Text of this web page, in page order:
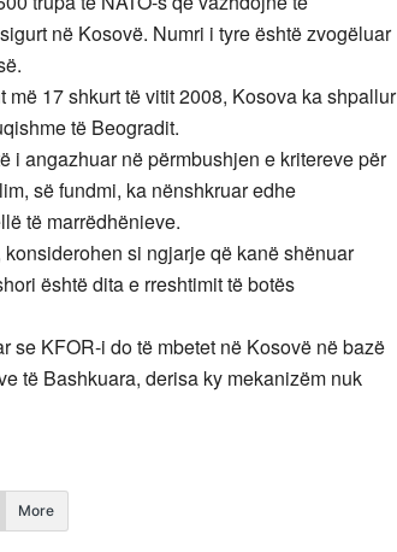
në Kosovë. Numri i tyre është zvogëluar
17 shkurt të vitit 2008, Kosova ka shpallur
të Beogradit.
i angazhuar në përmbushjen e kritereve për
së fundmi, ka nënshkruar edhe
të marrëdhënieve.
si ngjarje që kanë shënuar
është dita e rreshtimit të botës
se KFOR-i do të mbetet në Kosovë në bazë
të Bashkuara, derisa ky mekanizëm nuk
More